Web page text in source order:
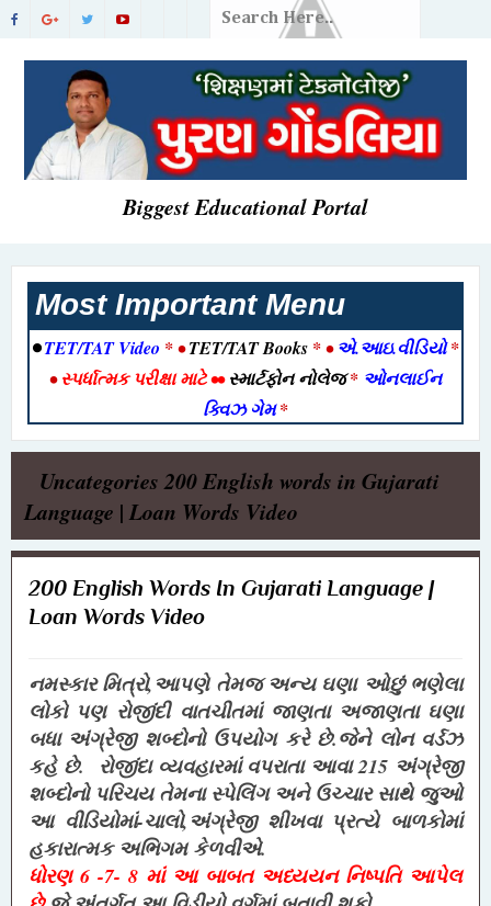
Biggest Educational Portal
Most Important Menu
•TET/TAT Video * •TET/TAT Books * •એ.આઇ.વીડિયો*
•સ્પર્ધાત્મક પરીક્ષા માટે••સ્માર્ટફોન નોલેજ* ઓનલાઈન
ક્વિઝ ગેમ*
Uncategories 200 English words in Gujarati
Language | Loan Words Video
200 English Words In Gujarati Language |
Loan Words Video
નમસ્કાર મિત્રો,આપણે તેમજ અન્ય ઘણા ઓછું ભણેલા
લોકો પણ રોજીંદી વાતચીતમાં જાણતા અજાણતા ઘણા
બધા અંગ્રેજી શબ્દોનો ઉપયોગ કરે છે.જેને લોન વર્ડઝ
કહે છે. રોજીંદા વ્યવહારમાં વપરાતા આવા 215 અંગ્રેજી
શબ્દોનો પરિચય તેમના સ્પેલિંગ અને ઉચ્ચાર સાથે જુઓ
આ વીડિયોમાં-ચાલો,અંગ્રેજી શીખવા પ્રત્યે બાળકોમાં
હકારાત્મક અભિગમ કેળવીએ.
ધોરણ 6 -7- 8 માં આ બાબત અધ્યયન નિષ્પતિ આપેલ